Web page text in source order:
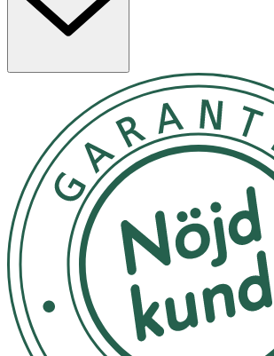
Förvaras i rumstemperatur
Ja
Ingredienser:
INGREDIENTS (INCI) Water (Aqua),
(Sesame) Seed Oil, Glycerin, Alcohol,
(Candelilla) Wax, Sorbitan Stearate,
Seed Oil, Macadamia Ternifolia Seed
Punica Granatum Extract, Camellia
Panicum Miliaceum (Millet) Seed
(Olive) Leaf Extract, Helianthus Annuus
Oil, Betaine, Xanthan Gum,
Lactobacillus Ferment, Caffeine,
Lepidium Meyenii Root, Glyceryl
Cocoate, Sodium Stearoyl Glutamate,
organic ingredient